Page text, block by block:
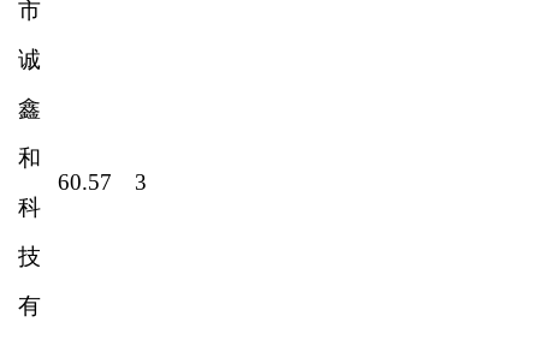
市
诚
鑫
和
科
技
有
60.57 3